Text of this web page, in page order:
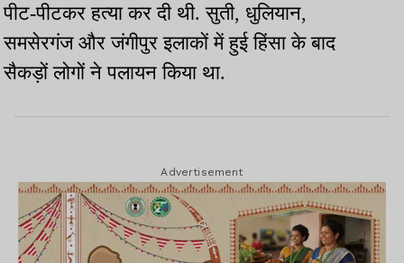
पीट-पीटकर हत्या कर दी थी. सुती, धुलियान,
समसेरगंज और जंगीपुर इलाकों में हुई हिंसा के बाद
सैकड़ों लोगों ने पलायन किया था.
Advertisement